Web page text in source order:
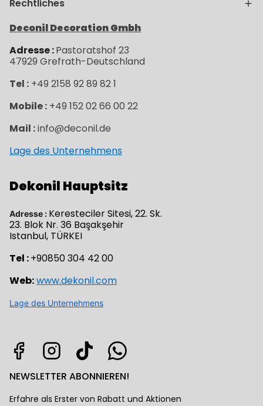
Rechtliches
Deconil Decoration Gmbh
Adresse :Pastoratshof 23
47929 Grefrath-Deutschland
Tel : +49 2158 92 89 82 1
Mobile : +49 152 02 66 00 22
Mail :info@deconil.de
Lage des Unternehmens
Dekonil Hauptsitz
Adresse : Keresteciler Sitesi, 22. Sk.
23. Blok Nr. 36 Başakşehir
Istanbul, TÜRKEI
Tel :+90850 304 42 00
Web:www.dekonil.com
Lage des Unternehmens
NEWSLETTER ABONNIEREN!
Erfahre als Erster von Rabatt und Aktionen